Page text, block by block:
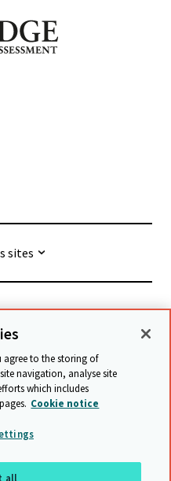
sites
& Assessment
des données
moderne
Plan du site
agree to the storing of
navigation, analyse site
which includes
Cookie notice
all